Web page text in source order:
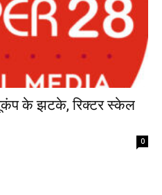
के झटके, रिक्टर स्केल
0